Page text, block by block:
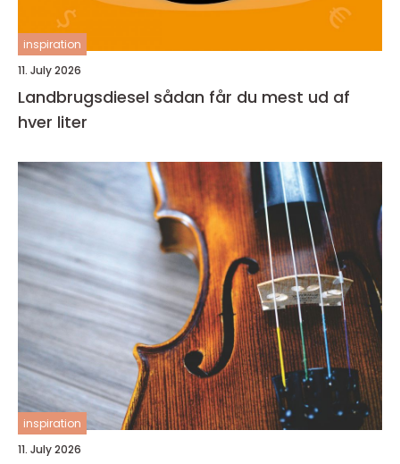
inspiration
11. July 2026
Landbrugsdiesel sådan får du mest ud af
hver liter
inspiration
11. July 2026